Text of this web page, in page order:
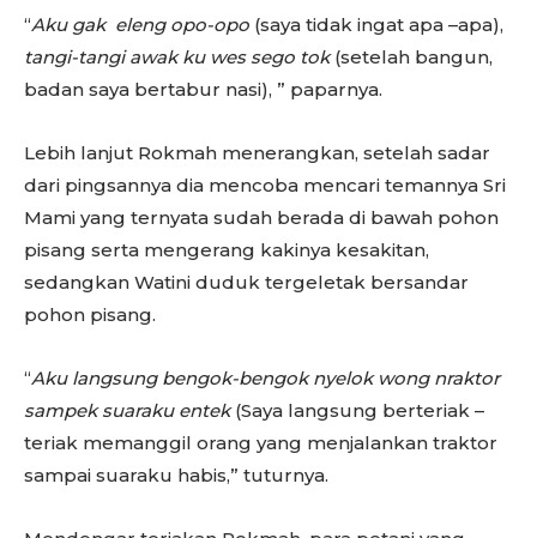
“Aku gak eleng opo-opo (saya tidak ingat apa –apa),
tangi-tangi awak ku wes sego tok(setelah bangun,
badan saya bertabur nasi), ” paparnya.
Lebih lanjut Rokmah menerangkan, setelah sadar
dari pingsannya dia mencoba mencari temannya Sri
Mami yang ternyata sudah berada di bawah pohon
pisang serta mengerang kakinya kesakitan,
sedangkan Watini duduk tergeletak bersandar
pohon pisang.
“Aku langsung bengok-bengok nyelok wong nraktor
sampek suaraku entek(Saya langsung berteriak –
teriak memanggil orang yang menjalankan traktor
sampai suaraku habis,” tuturnya.